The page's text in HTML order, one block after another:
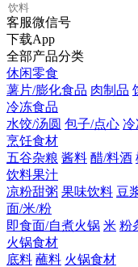
客服微信号
下载App
全部产品分类
休闲零食
薯片/膨化食品 肉制品
冷冻食品
水饺/汤圆 包子/点心 冷
烹饪食材
五谷杂粮 酱料 醋/料酒
饮料果汁
凉粉甜粥 果味饮料 豆
面/米/粉
即食面/自煮火锅 米 粉
火锅食材
底料 蘸料 火锅食材